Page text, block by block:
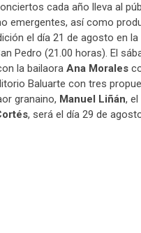
cada año lleva al
emergentes, así como
el día 21 de agosto en
Pedro (21.00 horas). El
la bailaora Ana Morales
Baluarte con tres
granaino, Manuel Liñán,
, será el día 29 de